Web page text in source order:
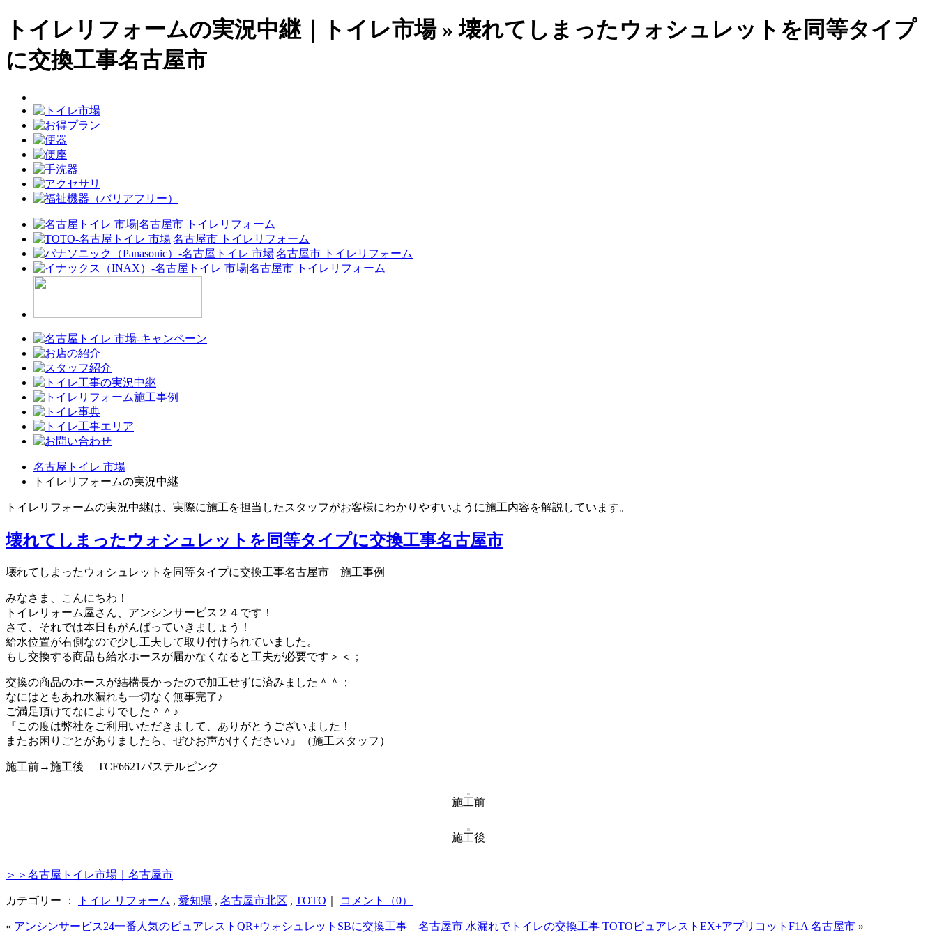
トイレリフォームの実況中継｜トイレ市場 » 壊れてしまったウォシュレットを同等タイプ
に交換工事名古屋市
名古屋トイレ 市場
トイレリフォームの実況中継
トイレリフォームの実況中継は、実際に施工を担当したスタッフがお客様にわかりやすいように施工内容を解説しています。
壊れてしまったウォシュレットを同等タイプに交換工事名古屋市
壊れてしまったウォシュレットを同等タイプに交換工事名古屋市 施工事例
みなさま、こんにちわ！
トイレリォーム屋さん、アンシンサービス２４です！
さて、それでは本日もがんばっていきましょう！
給水位置が右側なので少し工夫して取り付けられていました。
もし交換する商品も給水ホースが届かなくなると工夫が必要です＞＜；
交換の商品のホースが結構長かったので加工せずに済みました＾＾；
なにはともあれ水漏れも一切なく無事完了♪
ご満足頂けてなによりでした＾＾♪
『この度は弊社をご利用いただきまして、ありがとうございました！
またお困りごとがありましたら、ぜひお声かけください♪』（施工スタッフ）
施工前→施工後 TCF6621パステルピンク
施工前
施工後
＞＞名古屋トイレ市場｜名古屋市
カテゴリー ： トイレ リフォーム , 愛知県 , 名古屋市北区 , TOTO コメント（0）
« アンシンサービス24一番人気のピュアレストQR+ウォシュレットSBに交換工事 名古屋市 水漏れでトイレの交換工事 TOTOピュアレストEX+アプリコットF1A 名古屋市 »